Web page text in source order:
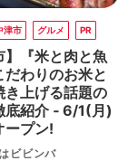
津市 グルメ PR
】『米と肉と魚
だわりのお米と
き上げる話題の
底紹介 ‐ 6/1(月)
ープン!
ビビンバ